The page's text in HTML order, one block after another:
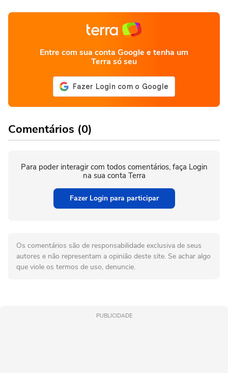
Entre com sua conta Google e tenha um
Terra só seu
Comentários (0)
Para poder interagir com todos comentários, faça Login
na sua conta Terra
Fazer Login para participar
Os comentários são de responsabilidade exclusiva de seus
autores e não representam a opinião deste site. Se achar algo
que viole os termos de uso, denuncie.
PUBLICIDADE